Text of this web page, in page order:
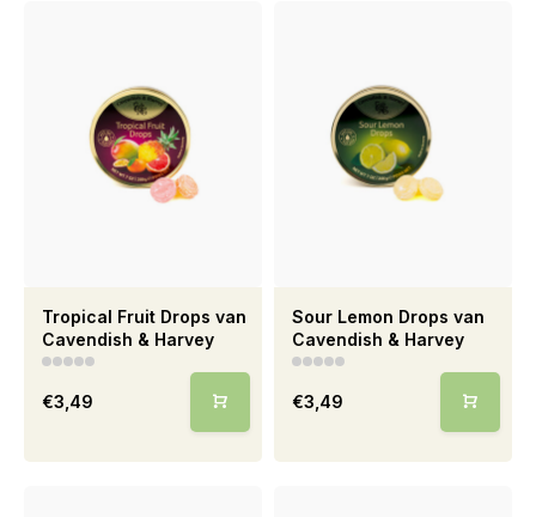
Tropical Fruit Drops van
Cavendish & Harvey
€3,49
Sour Lemon Drops van
Cavendish & Harvey
€3,49